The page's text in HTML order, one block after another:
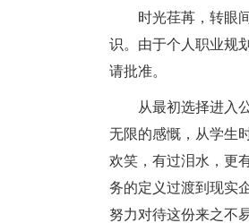
时光荏苒，转眼
识。由于个人职业规
请批准。
从最初选择进入
无限的感慨，从学生
欢笑，有过泪水，更
务的定义过渡到现实
努力对待这份来之不